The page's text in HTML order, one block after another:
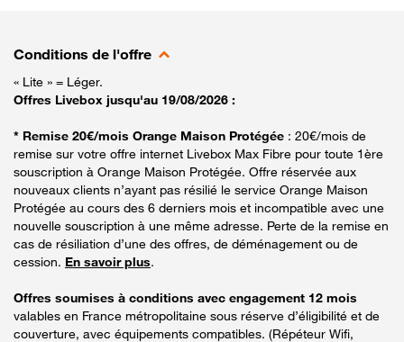
Conditions de l'offre
« Lite » = Léger.
Offres Livebox jusqu'au 19/08/2026 :
* Remise 20€/mois Orange Maison Protégée : 20€/mois de
remise sur votre offre internet Livebox Max Fibre pour toute 1ère
souscription à Orange Maison Protégée. Offre réservée aux
nouveaux clients n’ayant pas résilié le service Orange Maison
Protégée au cours des 6 derniers mois et incompatible avec une
nouvelle souscription à une même adresse. Perte de la remise en
cas de résiliation d’une des offres, de déménagement ou de
cession. En savoir plus.
Offres soumises à conditions avec engagement 12 mois
valables en France métropolitaine sous réserve d’éligibilité et de
couverture, avec équipements compatibles. (Répéteur Wifi,